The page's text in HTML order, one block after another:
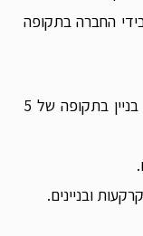
החברה בתקופה
בניין או קרקע שהוקם עלייה בניין בתקופה של 5
ובניינים.